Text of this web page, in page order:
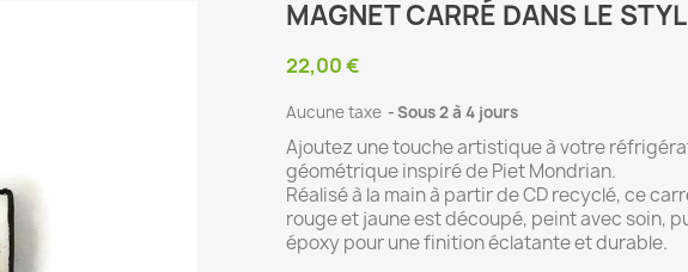
MAGNET CARRÉ DANS LE
22,00 €
Aucune taxe Sous 2 à 4 jours
Ajoutez une touche artistique à votre
géométrique inspiré de Piet Mondrian.
Réalisé à la main à partir de CD recyclé, ce
rouge et jaune est découpé, peint avec soin,
époxy pour une finition éclatante et durable.